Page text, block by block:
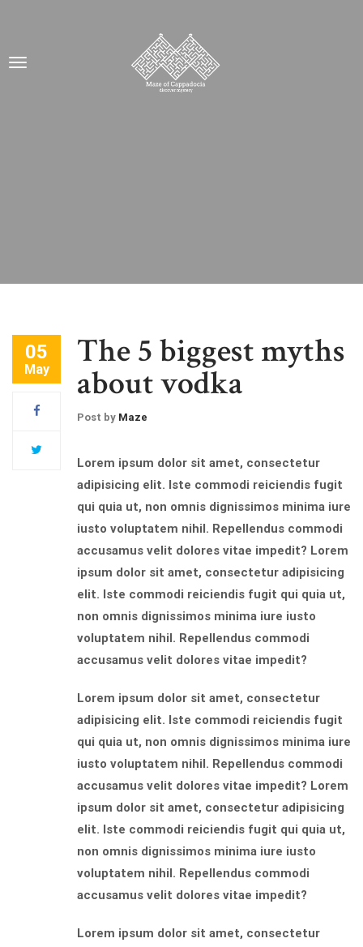
05
May The 5 biggest myths
about vodka
Post by Maze
Lorem ipsum dolor sit amet, consectetur
adipisicing elit. Iste commodi reiciendis fugit
qui quia ut, non omnis dignissimos minima iure
iusto voluptatem nihil. Repellendus commodi
accusamus velit dolores vitae impedit? Lorem
ipsum dolor sit amet, consectetur adipisicing
elit. Iste commodi reiciendis fugit qui quia ut,
non omnis dignissimos minima iure iusto
voluptatem nihil. Repellendus commodi
accusamus velit dolores vitae impedit?
Lorem ipsum dolor sit amet, consectetur
adipisicing elit. Iste commodi reiciendis fugit
qui quia ut, non omnis dignissimos minima iure
iusto voluptatem nihil. Repellendus commodi
accusamus velit dolores vitae impedit? Lorem
ipsum dolor sit amet, consectetur adipisicing
elit. Iste commodi reiciendis fugit qui quia ut,
non omnis dignissimos minima iure iusto
voluptatem nihil. Repellendus commodi
accusamus velit dolores vitae impedit?
Lorem ipsum dolor sit amet, consectetur